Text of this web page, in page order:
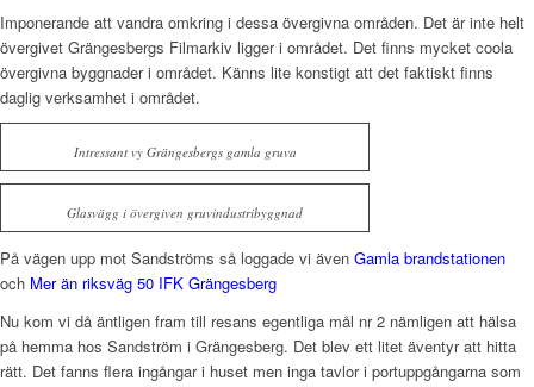
Imponerande att vandra omkring i dessa övergivna områden. Det är inte helt
övergivet Grängesbergs Filmarkiv ligger i området. Det finns mycket coola
övergivna byggnader i området. Känns lite konstigt att det faktiskt finns
daglig verksamhet i området.
Intressant vy Grängesbergs gamla gruva
Glasvägg i övergiven gruvindustribyggnad
På vägen upp mot Sandströms så loggade vi även Gamla brandstationen
och Mer än riksväg 50 IFK Grängesberg
Nu kom vi då äntligen fram till resans egentliga mål nr 2 nämligen att hälsa
på hemma hos Sandström i Grängesberg. Det blev ett litet äventyr att hitta
rätt. Det fanns flera ingångar i huset men inga tavlor i portuppgångarna som